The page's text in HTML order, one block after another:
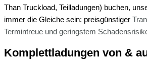
Than Truckload, Teilladungen) buchen,
immer die Gleiche sein: preisgünstiger
Termintreue und geringstem
Komplettladungen von &